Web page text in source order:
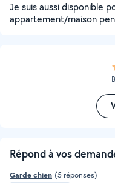
Je suis aussi disponible
appartement/maison
Répond à vos
Garde chien (5 réponses)